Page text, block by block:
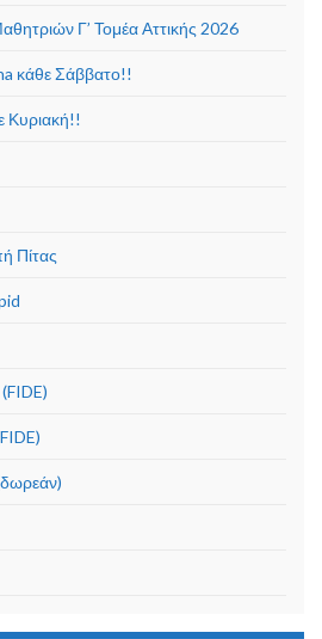
Γ’ Τομέα Αττικής 2026
κάθε Σάββατο!!
Κυριακή!!
Πίτας